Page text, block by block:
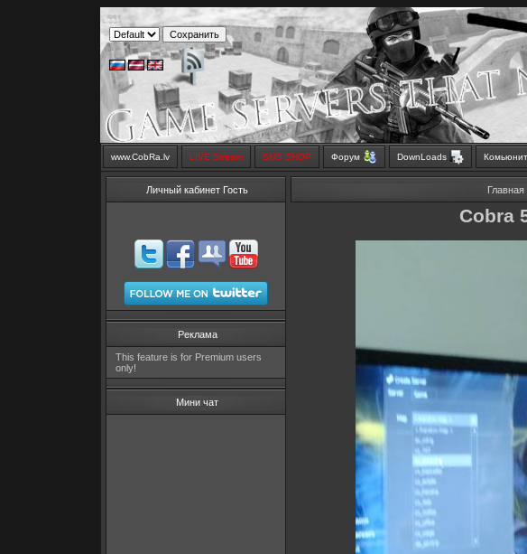
www.CobRa.lv LIVE Stream SMS SHOP Форум DownLoads
Личный кабинет Гость
Реклама
This feature is for Premium users
only!
Мини чат
Главная
Cobra